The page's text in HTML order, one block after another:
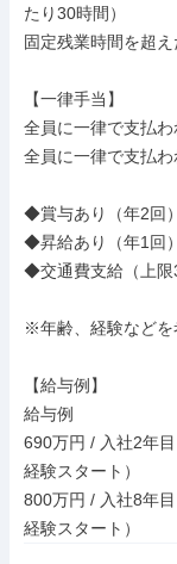
たり30時間）
固定残業時間を超
【一律手当】
全員に一律で支払
全員に一律で支払
◆賞与あり（年2回）
◆昇給あり（年1回）
◆交通費支給（上限
※年齢、経験などを
【給与例】
給与例
690万円 / 入社2年
経験スタート）
800万円 / 入社8年
経験スタート）